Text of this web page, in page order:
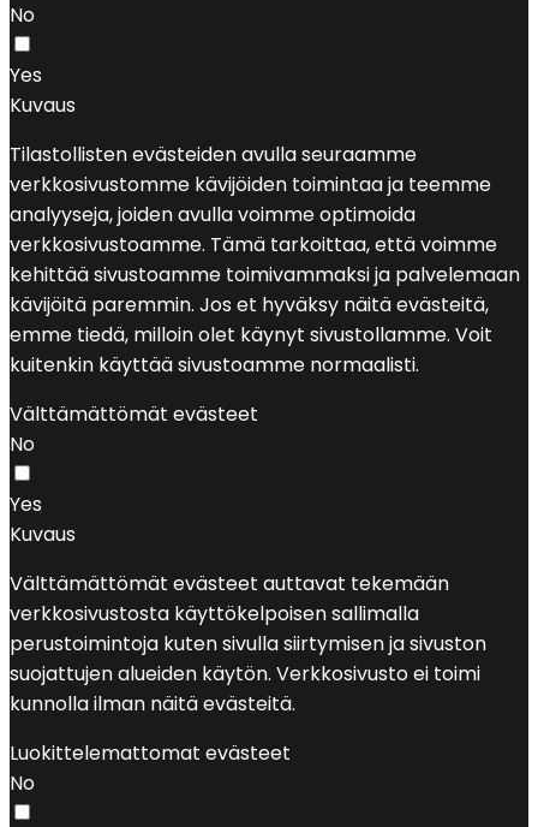
No
Yes
Kuvaus
Tilastollisten evästeiden avulla seuraamme
verkkosivustomme kävijöiden toimintaa ja teemme
analyyseja, joiden avulla voimme optimoida
verkkosivustoamme. Tämä tarkoittaa, että voimme
kehittää sivustoamme toimivammaksi ja palvelemaan
kävijöitä paremmin. Jos et hyväksy näitä evästeitä,
emme tiedä, milloin olet käynyt sivustollamme. Voit
kuitenkin käyttää sivustoamme normaalisti.
Välttämättömät evästeet
No
Yes
Kuvaus
Välttämättömät evästeet auttavat tekemään
verkkosivustosta käyttökelpoisen sallimalla
perustoimintoja kuten sivulla siirtymisen ja sivuston
suojattujen alueiden käytön. Verkkosivusto ei toimi
kunnolla ilman näitä evästeitä.
Luokittelemattomat evästeet
No